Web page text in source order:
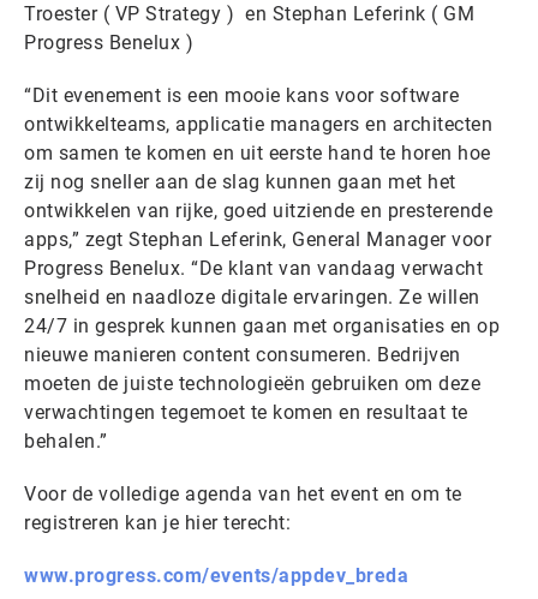
Troester ( VP Strategy ) en Stephan Leferink ( GM
Progress Benelux )
“Dit evenement is een mooie kans voor software
ontwikkelteams, applicatie managers en architecten
om samen te komen en uit eerste hand te horen hoe
zij nog sneller aan de slag kunnen gaan met het
ontwikkelen van rijke, goed uitziende en presterende
apps,” zegt Stephan Leferink, General Manager voor
Progress Benelux. “De klant van vandaag verwacht
snelheid en naadloze digitale ervaringen. Ze willen
24/7 in gesprek kunnen gaan met organisaties en op
nieuwe manieren content consumeren. Bedrijven
moeten de juiste technologieën gebruiken om deze
verwachtingen tegemoet te komen en resultaat te
behalen.”
Voor de volledige agenda van het event en om te
registreren kan je hier terecht:
www.progress.com/events/appdev_breda